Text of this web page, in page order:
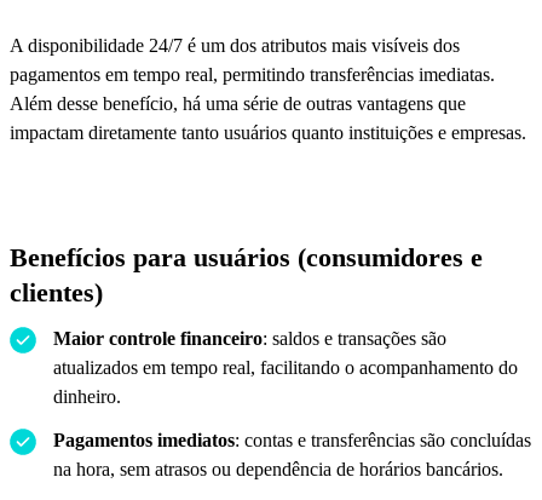
A disponibilidade 24/7 é um dos atributos mais visíveis dos
pagamentos em tempo real, permitindo transferências imediatas.
Além desse benefício, há uma série de outras vantagens que
impactam diretamente tanto usuários quanto instituições e empresas.
Benefícios para usuários (consumidores e
clientes)
Maior controle financeiro: saldos e transações são
atualizados em tempo real, facilitando o acompanhamento do
dinheiro.
Pagamentos imediatos: contas e transferências são concluídas
na hora, sem atrasos ou dependência de horários bancários.